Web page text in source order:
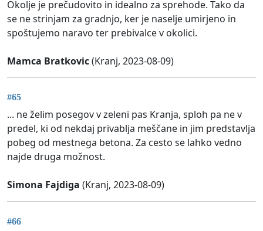
Okolje je prečudovito in idealno za sprehode. Tako da
se ne strinjam za gradnjo, ker je naselje umirjeno in
spoštujemo naravo ter prebivalce v okolici.
Mamca Bratkovic(Kranj, 2023-08-09)
#65
... ne želim posegov v zeleni pas Kranja, sploh pa ne v
predel, ki od nekdaj privablja meščane in jim predstavlja
pobeg od mestnega betona. Za cesto se lahko vedno
najde druga možnost.
Simona Fajdiga (Kranj, 2023-08-09)
#66